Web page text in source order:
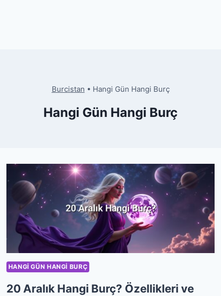
Burcistan • Hangi Gün Hangi Burç
Hangi Gün Hangi Burç
HANGI GÜN HANGI BURÇ
20 Aralık Hangi Burç? Özellikleri ve